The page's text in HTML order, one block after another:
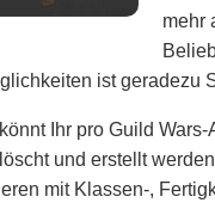
mehr
ist geradezu
Ihr pro Guild
und erstellt
mit Klassen-,